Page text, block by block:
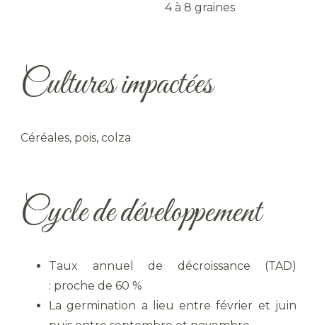
4 à 8 graines
Cultures impactées
Céréales, pois, colza
Cycle de développement
Taux annuel de décroissance (TAD)
: proche de 60 %
La germination a lieu entre février et juin